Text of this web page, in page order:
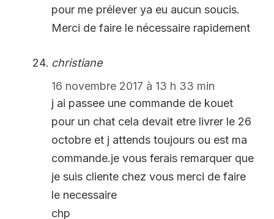
pour me prélever ya eu aucun soucis.
Merci de faire le nécessaire rapidement
christiane
16 novembre 2017 à 13 h 33 min
j ai passee une commande de kouet
pour un chat cela devait etre livrer le 26
octobre et j attends toujours ou est ma
commande.je vous ferais remarquer que
je suis cliente chez vous merci de faire
le necessaire
chp